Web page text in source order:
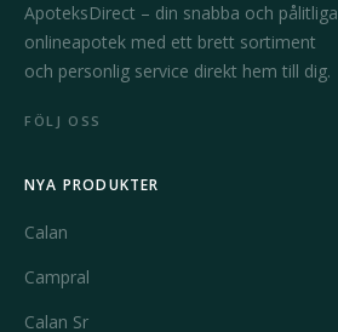
ApoteksDirect – din snabba och pålitliga
onlineapotek med ett brett sortiment
och personlig service direkt hem till dig.
FÖLJ OSS
NYA PRODUKTER
Calan
Campral
Calan Sr